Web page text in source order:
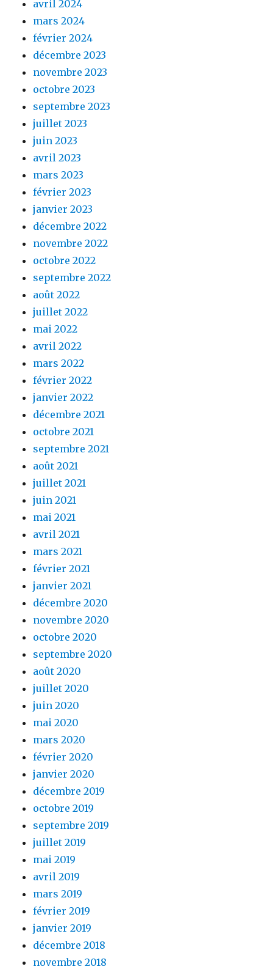
avril 2024
mars 2024
février 2024
décembre 2023
novembre 2023
octobre 2023
septembre 2023
juillet 2023
juin 2023
avril 2023
mars 2023
février 2023
janvier 2023
décembre 2022
novembre 2022
octobre 2022
septembre 2022
août 2022
juillet 2022
mai 2022
avril 2022
mars 2022
février 2022
janvier 2022
décembre 2021
octobre 2021
septembre 2021
août 2021
juillet 2021
juin 2021
mai 2021
avril 2021
mars 2021
février 2021
janvier 2021
décembre 2020
novembre 2020
octobre 2020
septembre 2020
août 2020
juillet 2020
juin 2020
mai 2020
mars 2020
février 2020
janvier 2020
décembre 2019
octobre 2019
septembre 2019
juillet 2019
mai 2019
avril 2019
mars 2019
février 2019
janvier 2019
décembre 2018
novembre 2018